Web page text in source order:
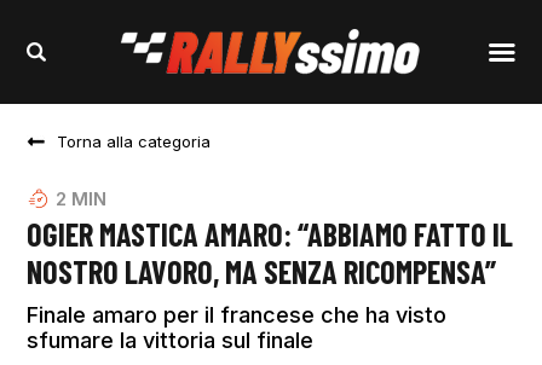
Torna alla categoria
2 MIN
OGIER MASTICA AMARO: “ABBIAMO FATTO IL
NOSTRO LAVORO, MA SENZA RICOMPENSA”
Finale amaro per il francese che ha visto
sfumare la vittoria sul finale